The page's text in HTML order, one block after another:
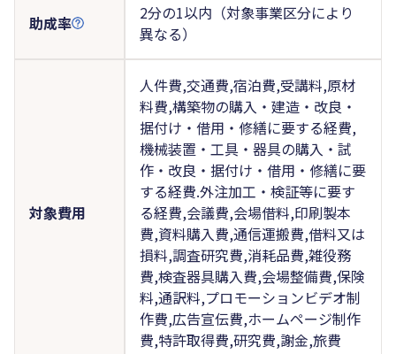
助成率
2分の1以内（対象事業区分により
異なる）
対象費用
人件費,交通費,宿泊費,受講料,原材
料費,構築物の購入・建造・改良・
据付け・借用・修繕に要する経費,
機械装置・工具・器具の購入・試
作・改良・据付け・借用・修繕に要
する経費.外注加工・検証等に要す
る経費,会議費,会場借料,印刷製本
費,資料購入費,通信運搬費,借料又は
損料,調査研究費,消耗品費,雑役務
費,検査器具購入費,会場整備費,保険
料,通訳料,プロモーションビデオ制
作費,広告宣伝費,ホームページ制作
費,特許取得費,研究費,謝金,旅費